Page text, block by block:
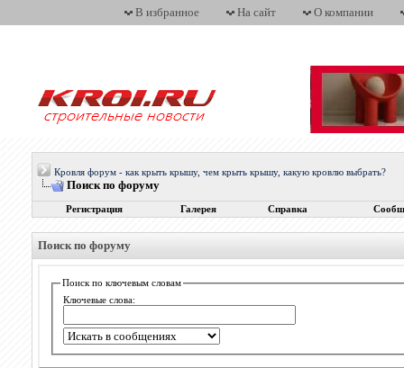
В избранное На сайт О компании
Кровля форум - как крыть крышу, чем крыть крышу, какую кровлю выбрать?
Поиск по форуму
Регистрация Галерея Справка
Поиск по форуму
Поиск по ключевым словам
Ключевые слова: